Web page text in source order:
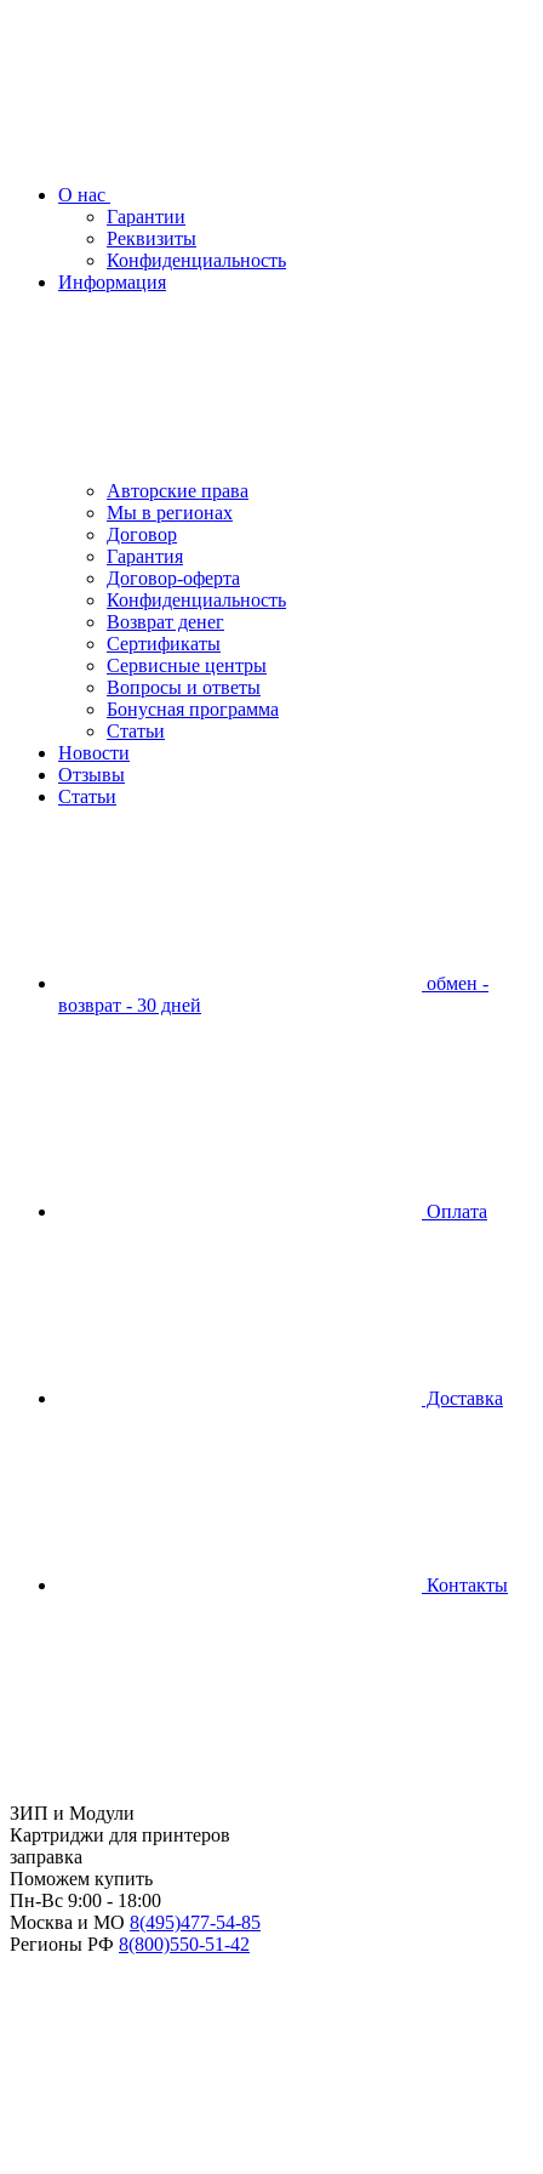
О нас
Гарантии
Реквизиты
Конфиденциальность
Информация
Авторские права
Мы в регионах
Договор
Гарантия
Договор-оферта
Конфиденциальность
Возврат денег
Сертификаты
Сервисные центры
Вопросы и ответы
Бонусная программа
Статьи
Новости
Отзывы
Статьи
обмен -
возврат - 30 дней
Оплата
Доставка
Контакты
ЗИП и Модули
Картриджи для принтеров
заправка
Поможем купить
Пн-Вс 9:00 - 18:00
Москва и МО 8(495)477-54-85
Регионы РФ 8(800)550-51-42